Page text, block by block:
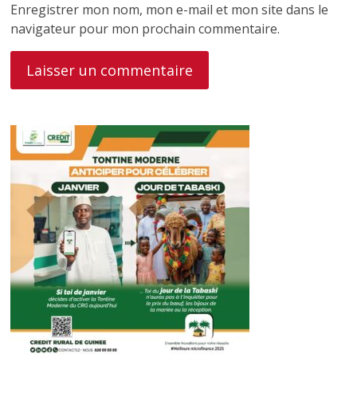
Enregistrer mon nom, mon e-mail et mon site dans le
navigateur pour mon prochain commentaire.